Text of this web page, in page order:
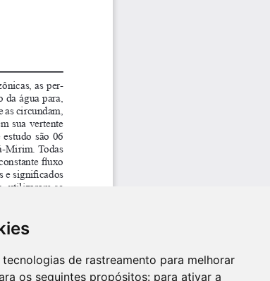
de rastreamento para melhorar
os seguintes propósitos: para ativar a